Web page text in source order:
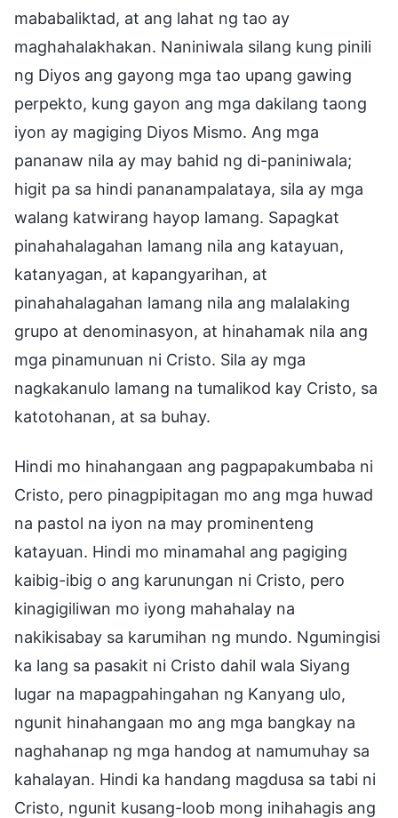
mababaliktad, at ang lahat ng tao ay
maghahalakhakan. Naniniwala silang kung pinili
ng Diyos ang gayong mga tao upang gawing
perpekto, kung gayon ang mga dakilang taong
iyon ay magiging Diyos Mismo. Ang mga
pananaw nila ay may bahid ng di-paniniwala;
higit pa sa hindi pananampalataya, sila ay mga
walang katwirang hayop lamang. Sapagkat
pinahahalagahan lamang nila ang katayuan,
katanyagan, at kapangyarihan, at
pinahahalagahan lamang nila ang malalaking
grupo at denominasyon, at hinahamak nila ang
mga pinamunuan ni Cristo. Sila ay mga
nagkakanulo lamang na tumalikod kay Cristo, sa
katotohanan, at sa buhay.
Hindi mo hinahangaan ang pagpapakumbaba ni
Cristo, pero pinagpipitagan mo ang mga huwad
na pastol na iyon na may prominenteng
katayuan. Hindi mo minamahal ang pagiging
kaibig-ibig o ang karunungan ni Cristo, pero
kinagigiliwan mo iyong mahahalay na
nakikisabay sa karumihan ng mundo. Ngumingisi
ka lang sa pasakit ni Cristo dahil wala Siyang
lugar na mapagpahingahan ng Kanyang ulo,
ngunit hinahangaan mo ang mga bangkay na
naghahanap ng mga handog at namumuhay sa
kahalayan. Hindi ka handang magdusa sa tabi ni
Cristo, ngunit kusang-loob mong inihahagis ang